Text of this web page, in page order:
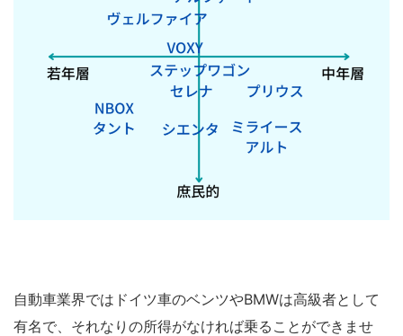
自動車業界ではドイツ車のベンツやBMWは高級者として
有名で、それなりの所得がなければ乗ることができませ